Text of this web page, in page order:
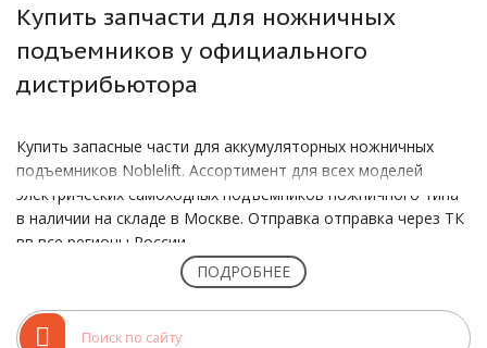
Купить запчасти для ножничных
подъемников у официального
дистрибьютора
Купить запасные части для аккумуляторных ножничных
подъемников Noblelift. Ассортимент для всех моделей
электрических самоходных подъемников ножничного типа
в наличии на складе в Москве. Отправка отправка через ТК
вв все регионы России.
Полную информацию по наличию запчастей и их цене
ПОДРОБНЕЕ